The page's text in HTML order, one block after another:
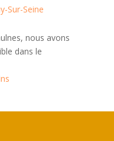
Sur-Seine
nous avons
dans le